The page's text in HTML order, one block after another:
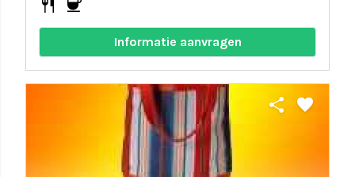
restaurant coffee
Informatie aanvragen
share favorite